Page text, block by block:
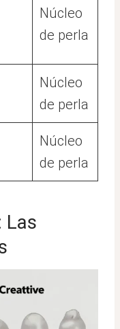
Núcleo
de perla
Núcleo
de perla
Núcleo
de perla
Las